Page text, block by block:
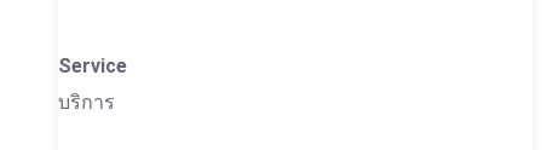
Service
บริการ